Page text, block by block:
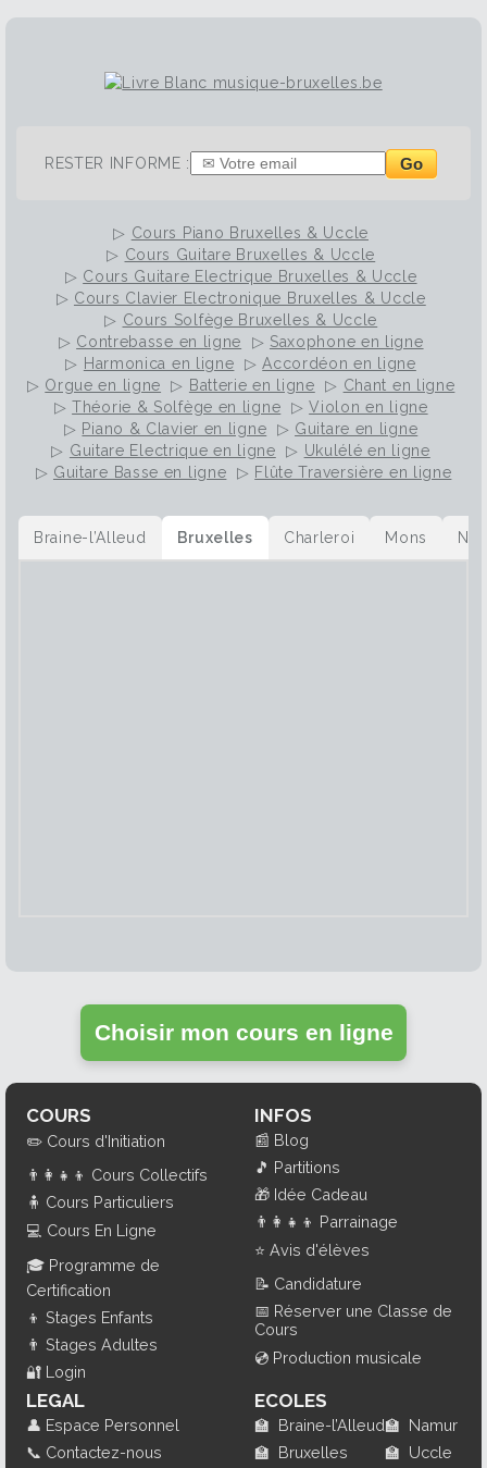
RESTER INFORME : Go
▷ Cours Piano Bruxelles & Uccle
▷ Cours Guitare Bruxelles & Uccle
▷ Cours Guitare Electrique Bruxelles & Uccle
▷ Cours Clavier Electronique Bruxelles & Uccle
▷ Cours Solfège Bruxelles & Uccle
▷ Contrebasse en ligne ▷ Saxophone en ligne
▷ Harmonica en ligne ▷Accordéon en ligne
▷ Orgue en ligne ▷ Batterie en ligne ▷ Chant en ligne
▷Théorie & Solfège en ligne ▷Violon en ligne
▷ Piano & Clavier en ligne ▷ Guitare en ligne
▷ Guitare Electrique en ligne ▷ Ukulélé en ligne
▷ Guitare Basse en ligne ▷ Flûte Traversière en ligne
Braine-l’Alleud Bruxelles Charleroi Mons
Choisir mon cours en ligne
COURS
✏️ Cours d'Initiation
👨‍👩‍👧‍👦 Cours Collectifs
🧍 Cours Particuliers
💻 Cours En Ligne
🎓 Programme de
Certification
👦 Stages Enfants
👨 Stages Adultes
🔐 Login
INFOS
📰 Blog
🎵 Partitions
🎁 Idée Cadeau
👨‍👩‍👧‍👦 Parrainage
⭐ Avis d'élèves
📝 Candidature
📅 Réserver une Classe de
Cours
💿 Production musicale
LEGAL
👤 Espace Personnel
📞 Contactez-nous
ECOLES
🏫 Braine-l’Alleud
🏫 Bruxelles
🏫 Namur
🏫 Uccle